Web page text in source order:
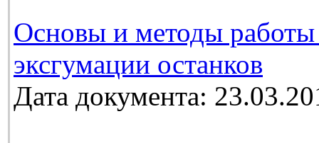
Основы и методы
эксгумации останков
Дата документа: